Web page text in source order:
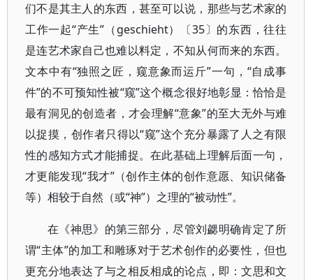
们不是其主人的东西，甚至可以说，那些与艺术家的
工作一起“产生”（geschieht）〔35〕的东西，往往
是连艺术家自己也难以料定，不知从何而来的东西。
文本中有“独照之匠，窥意象而运斤”一句，“自成事
件”的不可预知性被“窥”这个概念很好地彰显：恰恰是
最有洞见的创造者，才会理解“意象”的至大无外与难
以捉摸，创作者只得以“窥”这个充分暴露了人之有限
性的感知方式才能捕捉。在此基础上理解后面一句，
才更能发现“我才”（创作主体的创作意愿、知识储备
等）相较于自然（或“神”）之理的“被动性”。
在《神思》的第三部分，尽管刘勰明确肯定了所
谓“主体”的加工和雕琢对于艺术创作的必要性，但也
更充分地表达了与之相反相成的论点，即：文思和文